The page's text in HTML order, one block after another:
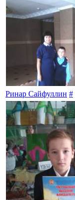
Ринар Сайфуллин #